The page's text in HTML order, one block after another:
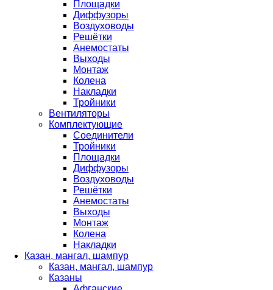
Площадки
Диффузоры
Воздуховоды
Решётки
Анемостаты
Выходы
Монтаж
Колена
Накладки
Тройники
Вентиляторы
Комплектующие
Соединители
Тройники
Площадки
Диффузоры
Воздуховоды
Решётки
Анемостаты
Выходы
Монтаж
Колена
Накладки
Казан, мангал, шампур
Казан, мангал, шампур
Казаны